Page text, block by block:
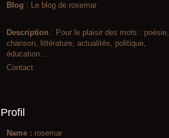
Blog : Le blog de rosemar
Description : Pour le plaisir des mots : poésie,
chanson, littérature, actualités, politique,
éducation...
Contact
Profil
Name : rosemar